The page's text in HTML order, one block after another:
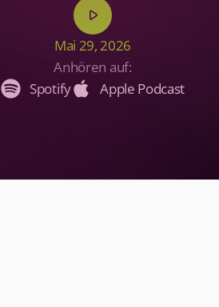
play_arrow
Mai 29, 2026
Anhören auf:
Spotify
Apple Podcast